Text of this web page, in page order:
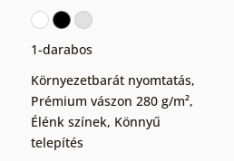
1-darabos
Környezetbarát nyomtatás,
Prémium vászon 280 g/m²,
Élénk színek, Könnyű
telepítés